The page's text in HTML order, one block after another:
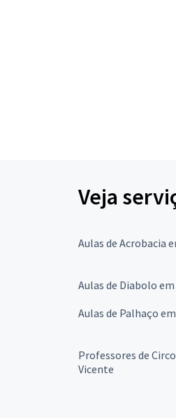
Veja
Aulas de Acrobacia
Aulas de Diabolo
Aulas de Palhaço
Professores de
Vicente